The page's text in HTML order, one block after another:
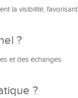
la visibilité, favorisant
?
et des échanges
?